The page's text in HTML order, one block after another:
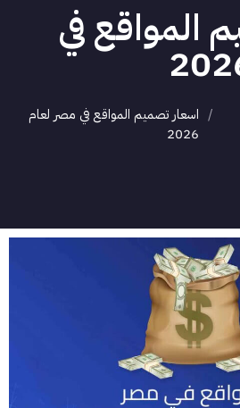
المواقع في
/ اسعار تصميم المواقع في مصر لعام
2026